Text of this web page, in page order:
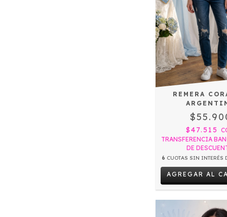
REMERA
$47.515
TRANSFERENCIA
DE
6 CUOTAS SIN INTERÉS
AGREGAR AL